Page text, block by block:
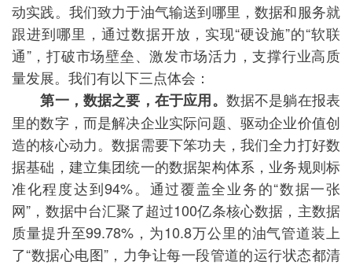
动实践。我们致力于油气输送到哪里，数据和服务就
跟进到哪里，通过数据开放，实现“硬设施”的“软联
通”，打破市场壁垒、激发市场活力，支撑行业高质
量发展。我们有以下三点体会：
第一，数据之要，在于应用。 数据不是躺在报表
里的数字，而是解决企业实际问题、驱动企业价值创
造的核心动力。数据需要下笨功夫，我们全力打好数
据基础，建立集团统一的数据架构体系，业务规则标
准化程度达到94%。通过覆盖全业务的“数据一张
网”，数据中台汇聚了超过100亿条核心数据，主数据
质量提升至99.78%，为10.8万公里的油气管道装上
了“数据心电图”，力争让每一段管道的运行状态都清